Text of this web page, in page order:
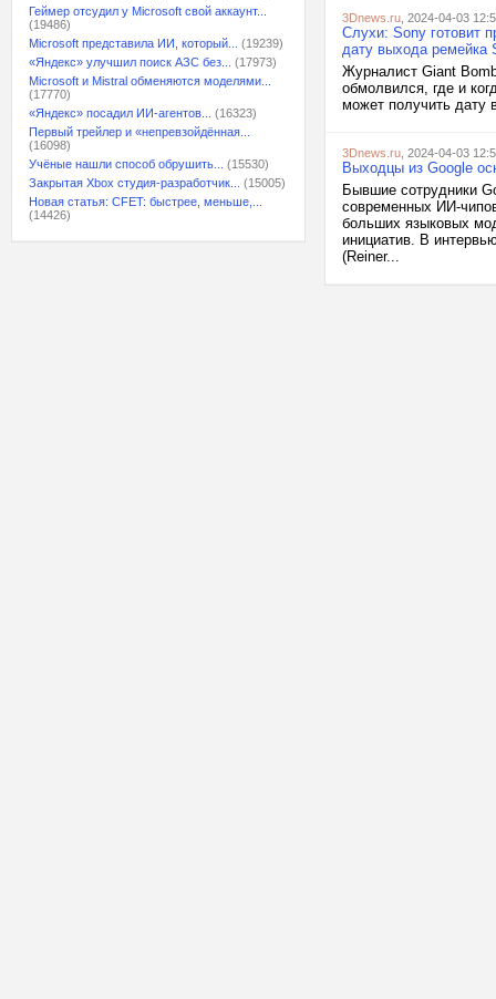
Геймер отсудил у Microsoft свой аккаунт...
(19486)
Microsoft представила ИИ, который...
(19239)
«Яндекс» улучшил поиск АЗС без...
(17973)
Microsoft и Mistral обменяются моделями...
(17770)
«Яндекс» посадил ИИ-агентов...
(16323)
Первый трейлер и «непревзойдённая...
(16098)
Учёные нашли способ обрушить...
(15530)
Закрытая Xbox студия-разработчик...
(15005)
Новая статья: CFET: быстрее, меньше,...
(14426)
3Dnews.ru , 2024-04-03
Слухи: Sony готовит
дату выхода ремейка
Журналист Giant
обмолвился, где и
может получить дату
3Dnews.ru , 2024-04-03
Выходцы из Google
Бывшие сотрудники
современных ИИ-
больших языковых
инициатив. В
(Reiner...